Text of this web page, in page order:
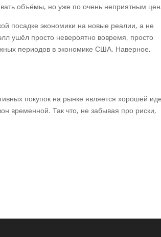
объёмы, но уже по очень неприятным
посадке экономики на новые реалии, а не
ушёл просто невероятно вовремя, просто
периодов в экономике США. Наверное,
покупок на рынке является хорошей
временной. Так что, не забывая про риски,